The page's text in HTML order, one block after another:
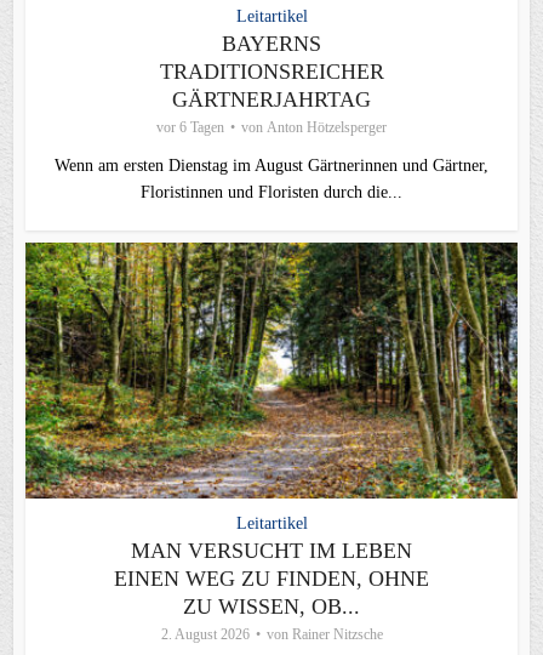
Leitartikel
BAYERNS
TRADITIONSREICHER
GÄRTNERJAHRTAG
vor 6 Tagen von Anton Hötzelsperger
Wenn am ersten Dienstag im August Gärtnerinnen und Gärtner,
Floristinnen und Floristen durch die...
Leitartikel
MAN VERSUCHT IM LEBEN
EINEN WEG ZU FINDEN, OHNE
ZU WISSEN, OB...
2. August 2026 von Rainer Nitzsche